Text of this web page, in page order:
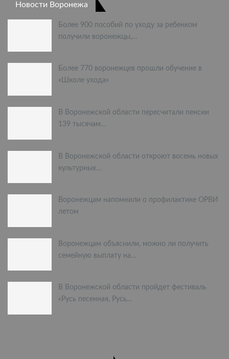
Новости Воронежа
Более 900 пособий по уходу за ребенком
получили воронежцы,…
Более 770 воронежцев прошли обучение в
«Школе ухода»
В Воронежской области пересчитали пенсии
139 тысячам…
В Воронежской области откроют восемь новых
культурных…
Воронежцам напомнили о профилактике ОРВИ
летом
Воронежцам объяснили, можно ли получить
семейную выплату на…
В Воронежской области пройдет фестиваль
«Русь песенная, Русь…